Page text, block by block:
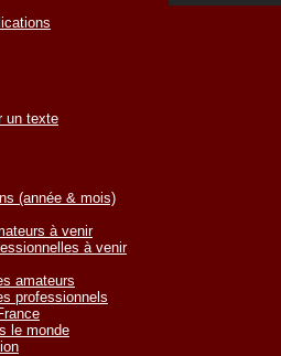
un texte
(année & mois)
à venir
à venir
amateurs
professionnels
le monde